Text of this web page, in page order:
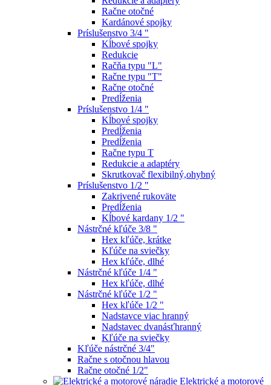
Račne otočné
Kardánové spojky
Príslušenstvo 3/4 "
Kĺbové spojky
Redukcie
Račňa typu "L"
Račne typu "T"
Račne otočné
Predĺženia
Príslušenstvo 1/4 "
Kĺbové spojky
Predĺženia
Predĺženia
Račne typu T
Redukcie a adaptéry
Skrutkovač flexibilný,ohybný
Príslušenstvo 1/2 "
Zakrivené rukoväte
Predĺženia
Kĺbové kardany 1/2 "
Nástrčné kľúče 3/8 "
Hex kľúče, krátke
Kľúče na sviečky
Hex kľúče, dlhé
Nástrčné kľúče 1/4 "
Hex kľúče, dlhé
Nástrčné kľúče 1/2 "
Hex kľúče 1/2 "
Nadstavce viac hranný
Nadstavec dvanásťhranný
Kľúče na sviečky
Kľúče nástrčné 3/4"
Račne s otočnou hlavou
Račne otočné 1/2"
Elektrické a motorové